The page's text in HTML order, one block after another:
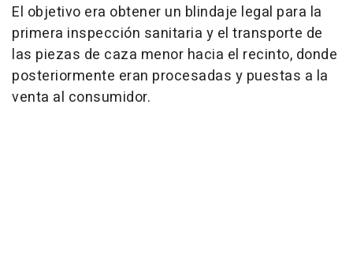
El objetivo era obtener un blindaje legal para la
primera inspección sanitaria y el transporte de
las piezas de caza menor hacia el recinto, donde
posteriormente eran procesadas y puestas a la
venta al consumidor.